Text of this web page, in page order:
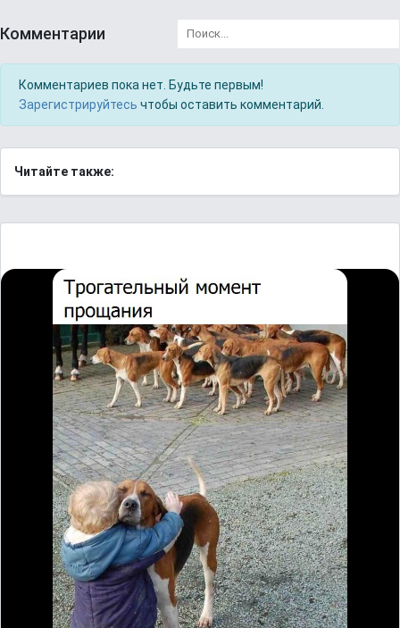
Комментарии
Комментариев пока нет. Будьте первым!
Зарегистрируйтесь чтобы оставить комментарий.
Читайте также: